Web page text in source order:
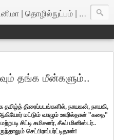
| தொழில்நுட்பம் | அறிவியல்
தங்க மீன்களும்..
தமிழ்த் திரைப்படங்களில், நாயகன், நாயகி,
மட்டும் வாழும் ஊரில்தான் "கதை"
சிட்டி கமிசனர், சீஃப் மினிஸ்டர்..
செட்பிராப்பர்ட்டிதான்!